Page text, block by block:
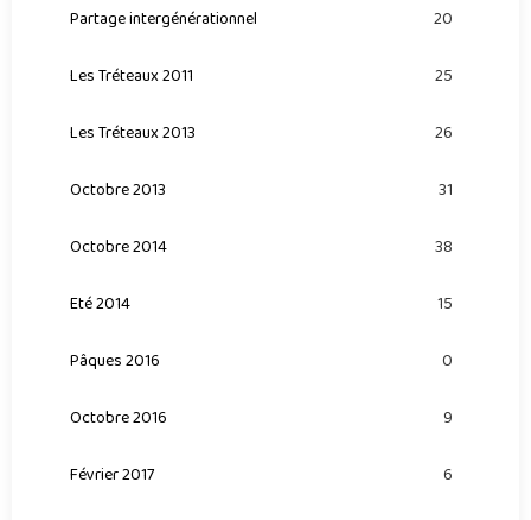
Partage intergénérationnel 20
Les Tréteaux 2011 25
Les Tréteaux 2013 26
Octobre 2013 31
Octobre 2014 38
Eté 2014 15
Pâques 2016 0
Octobre 2016 9
Février 2017 6